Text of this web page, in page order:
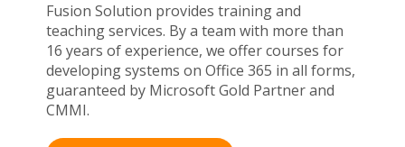
Fusion Solution provides training and
teaching services. By a team with more than
16 years of experience, we offer courses for
developing systems on Office 365 in all forms,
guaranteed by Microsoft Gold Partner and
CMMI.